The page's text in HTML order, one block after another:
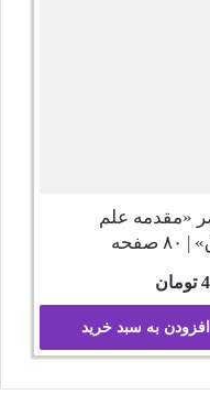
«مقدمه علم
تومان
افزودن به سبد خرید